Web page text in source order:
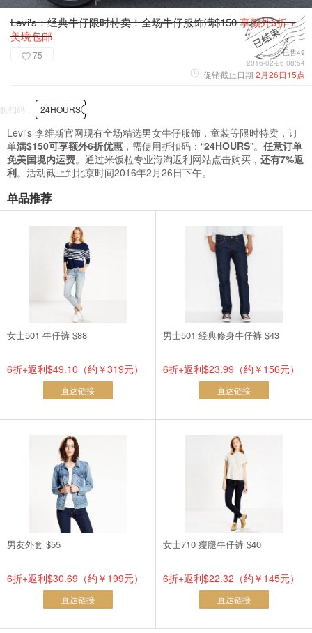
Levi's：经典牛仔限时特卖！全场牛仔服饰满$150享额外6折 +
美境包邮
75
已售49
2016-02-26 08:54
促销截止日期 2月26日15点
折扣码： 24HOURS
Levi's 李维斯官网现有全场精选男女牛仔服饰，童装等限时特卖，订
单满$150可享额外6折优惠 ，需使用折扣码：“24HOURS”。 任意订单
免美国境内运费。通过米饭粒专业海淘返利网站点击购买， 还有7%返
利。活动截止到北京时间2016年2月26日下午。
单品推荐
女士501 牛仔裤 $88
6折+返利$49.10（约￥319元）
直达链接
男士501 经典修身牛仔裤 $43
6折+返利$23.99（约￥156元）
直达链接
男友外套 $55
6折+返利$30.69（约￥199元）
直达链接
女士710 瘦腿牛仔裤 $40
6折+返利$22.32（约￥145元）
直达链接